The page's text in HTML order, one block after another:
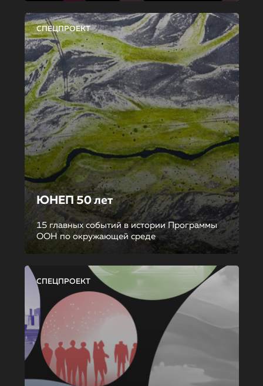
СПЕЦПРОЕКТ
ЮНЕП 50 лет
15 главных событий в истории Программы
ООН по окружающей среде
СПЕЦПРОЕКТ